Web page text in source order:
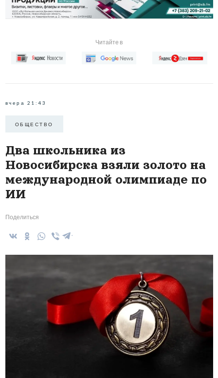
Читайте в
вчера 21:43
ОБЩЕСТВО
Два школьника из
Новосибирска взяли золото на
международной олимпиаде по
ИИ
Поделиться